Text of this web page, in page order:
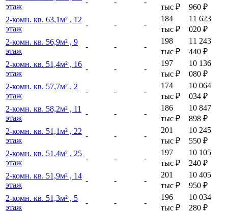
этаж
тыс ₽
960 ₽
2-комн. кв. 63,1м² , 12
этаж
- - -
184
тыс ₽
11 623
020 ₽
2-комн. кв. 56,9м² , 9
этаж
- - -
198
тыс ₽
11 243
440 ₽
2-комн. кв. 51,4м² , 16
этаж
- - -
197
тыс ₽
10 136
080 ₽
2-комн. кв. 57,7м² , 2
этаж
- - -
174
тыс ₽
10 064
034 ₽
2-комн. кв. 58,2м² , 11
этаж
- - -
186
тыс ₽
10 847
898 ₽
2-комн. кв. 51,1м² , 22
этаж
- - -
201
тыс ₽
10 245
550 ₽
2-комн. кв. 51,4м² , 25
этаж
- - -
197
тыс ₽
10 105
240 ₽
2-комн. кв. 51,9м² , 14
этаж
- - -
201
тыс ₽
10 405
950 ₽
2-комн. кв. 51,3м² , 5
этаж
- - -
196
тыс ₽
10 034
280 ₽